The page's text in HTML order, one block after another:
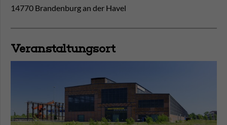
14770 Brandenburg an der Havel
Veranstaltungsort